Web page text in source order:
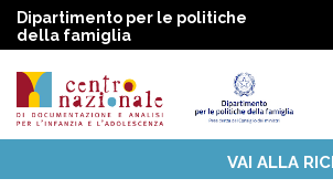
Dipartimento per le politiche
della famiglia
Centro
menu
Temi
Attività
Convenzione ONUVAI ALLA